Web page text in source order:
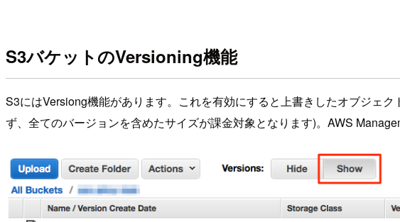
S3バケットのVersioning機能
S3にはVersiong機能があります。これを有効にすると上書きしたオブジェ
ず、全てのバージョンを含めたサイズが課金対象となります)。AWS